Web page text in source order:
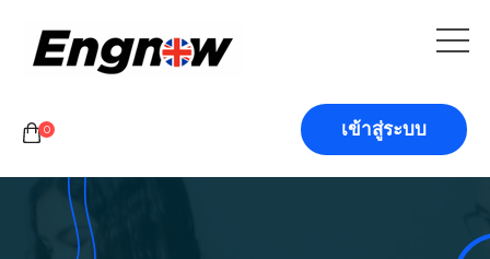
0 เข้าสู่ระบบ